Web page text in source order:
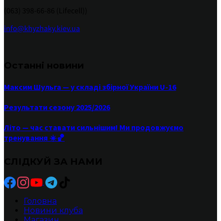
info@khyzhaky.kiev.ua
Максим Шульга — у складі збірної України U-16
Результати сезону 2025/2026
Літо — час ставати сильнішим! Ми продовжуємо
тренування ☀️🏀
Головна
Новини клуба